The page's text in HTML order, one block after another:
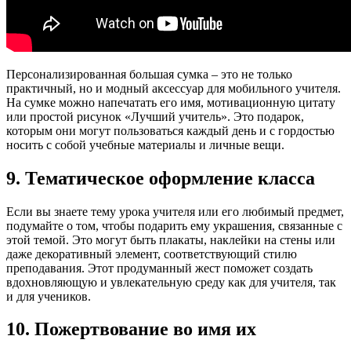
Персонализированная большая сумка – это не только
практичный, но и модный аксессуар для мобильного учителя.
На сумке можно напечатать его имя, мотивационную цитату
или простой рисунок «Лучший учитель». Это подарок,
которым они могут пользоваться каждый день и с гордостью
носить с собой учебные материалы и личные вещи.
9. Тематическое оформление класса
Если вы знаете тему урока учителя или его любимый предмет,
подумайте о том, чтобы подарить ему украшения, связанные с
этой темой. Это могут быть плакаты, наклейки на стены или
даже декоративный элемент, соответствующий стилю
преподавания. Этот продуманный жест поможет создать
вдохновляющую и увлекательную среду как для учителя, так
и для учеников.
10. Пожертвование во имя их